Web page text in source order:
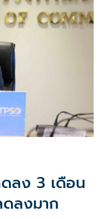
ลง 3 เดือน
ลงมาก